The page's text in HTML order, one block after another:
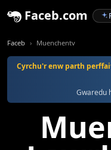
Faceb.com
Faceb Muenchentv
Cyrchu'r enw parth
Gwaredu